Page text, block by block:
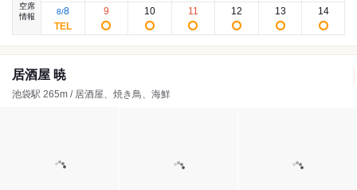
空席
情報
8/8 9 10 11 12 13 14
居酒屋 暁
池袋駅 265m / 居酒屋、焼き鳥、海鮮